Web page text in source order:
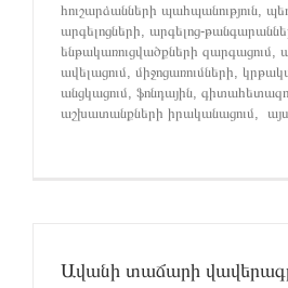
հուշարձանների պահպանություն,
արգելոցների, արգելոց-
ենթակառուցվածքների զարգացում,
ավելացում, միջոցառումների,
անցկացում, ֆոնդային,
աշխատանքների իրականացում,
Ավանի տաճարի